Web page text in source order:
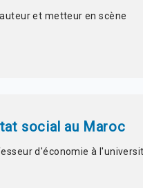
et metteur en scène
social au Maroc
d'économie à